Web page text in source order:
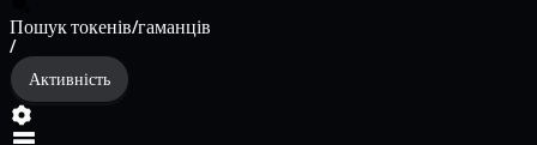
Пошук токенів/гаманців
/
Активність